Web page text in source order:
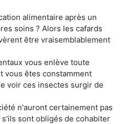
alimentaire après un
soins ? Alors les cafards
être vraisemblablement
vous enlève toute
vous êtes constamment
voir ces insectes surgir de
n'auront certainement pas
sont obligés de cohabiter